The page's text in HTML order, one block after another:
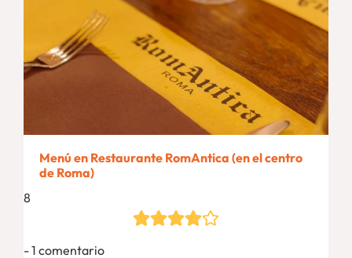
Menú en Restaurante RomAntica (en el centro
de Roma)
8
1 comentario